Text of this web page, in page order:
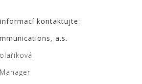
kontaktujte:
a.s.